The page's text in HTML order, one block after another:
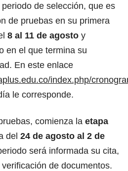
de selección, que es
de pruebas en su primera
8 al 11 de agosto y
en el que termina su
En este enlace
index.php/
le corresponde.
comienza la etapa
del 24 de agosto al 2 de
será informada su cita,
de documentos.